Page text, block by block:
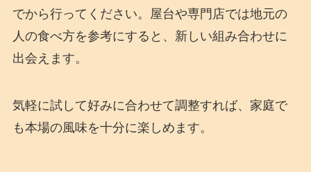
でから行ってください。屋台や専門店では地元の
人の食べ方を参考にすると、新しい組み合わせに
出会えます。
気軽に試して好みに合わせて調整すれば、家庭で
も本場の風味を十分に楽しめます。